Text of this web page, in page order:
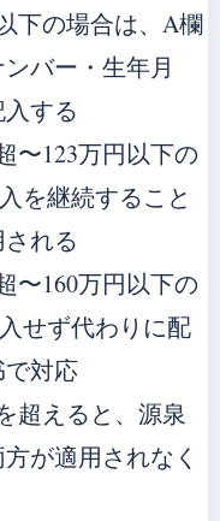
下の場合は、A欄
バー・生年月
する
〜123万円以下の
を継続すること
れる
〜160万円以下の
せず代わりに配
対応
超えると、源泉
が適用されなく